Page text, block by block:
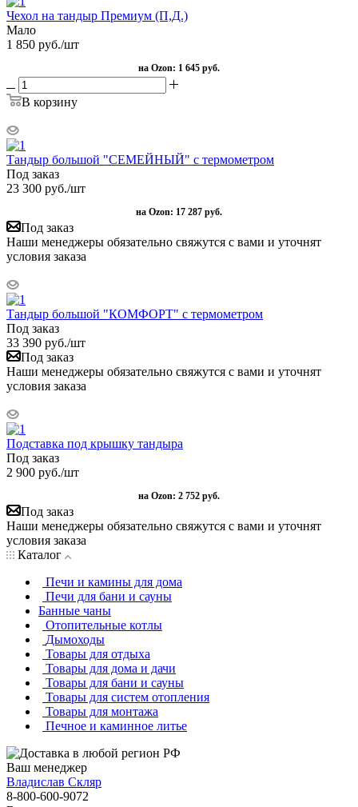
Чехол на тандыр Премиум (П,Д.)
Мало
1 850 руб./шт
на Ozon: 1 645 руб.
В корзину
Тандыр большой "СЕМЕЙНЫЙ" с термометром
Под заказ
23 300 руб./шт
на Ozon: 17 287 руб.
Под заказ
Наши менеджеры обязательно свяжутся с вами и уточнят
условия заказа
Тандыр большой "КОМФОРТ" с термометром
Под заказ
33 390 руб./шт
Под заказ
Наши менеджеры обязательно свяжутся с вами и уточнят
условия заказа
Подставка под крышку тандыра
Под заказ
2 900 руб./шт
на Ozon: 2 752 руб.
Под заказ
Наши менеджеры обязательно свяжутся с вами и уточнят
условия заказа
Каталог
Печи и камины для дома
Печи для бани и сауны
Банные чаны
Отопительные котлы
Дымоходы
Товары для отдыха
Товары для дома и дачи
Товары для бани и сауны
Товары для систем отопления
Товары для монтажа
Печное и каминное литье
Ваш менеджер
Владислав Скляр
8-800-600-9072